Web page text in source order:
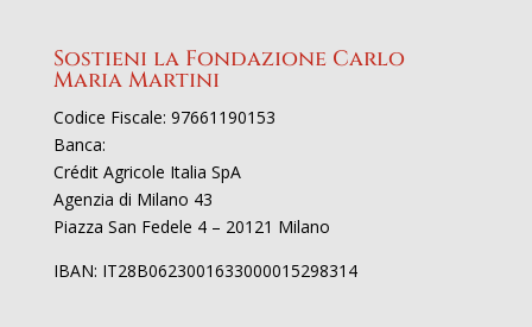
Sostieni la Fondazione Carlo
Maria Martini
Codice Fiscale: 97661190153
Banca:
Crédit Agricole Italia SpA
Agenzia di Milano 43
Piazza San Fedele 4 – 20121 Milano
IBAN: IT28B0623001633000015298314